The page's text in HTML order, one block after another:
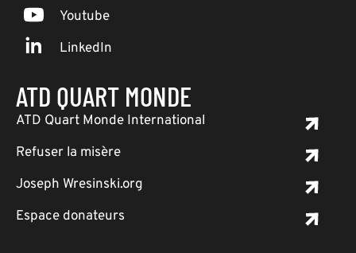
Youtube
LinkedIn
ATD QUART MONDE
ATD Quart Monde International
Refuser la misère
Joseph Wresinski.org
Espace donateurs